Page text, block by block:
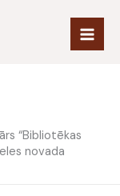
“Bibliotēkas
novada